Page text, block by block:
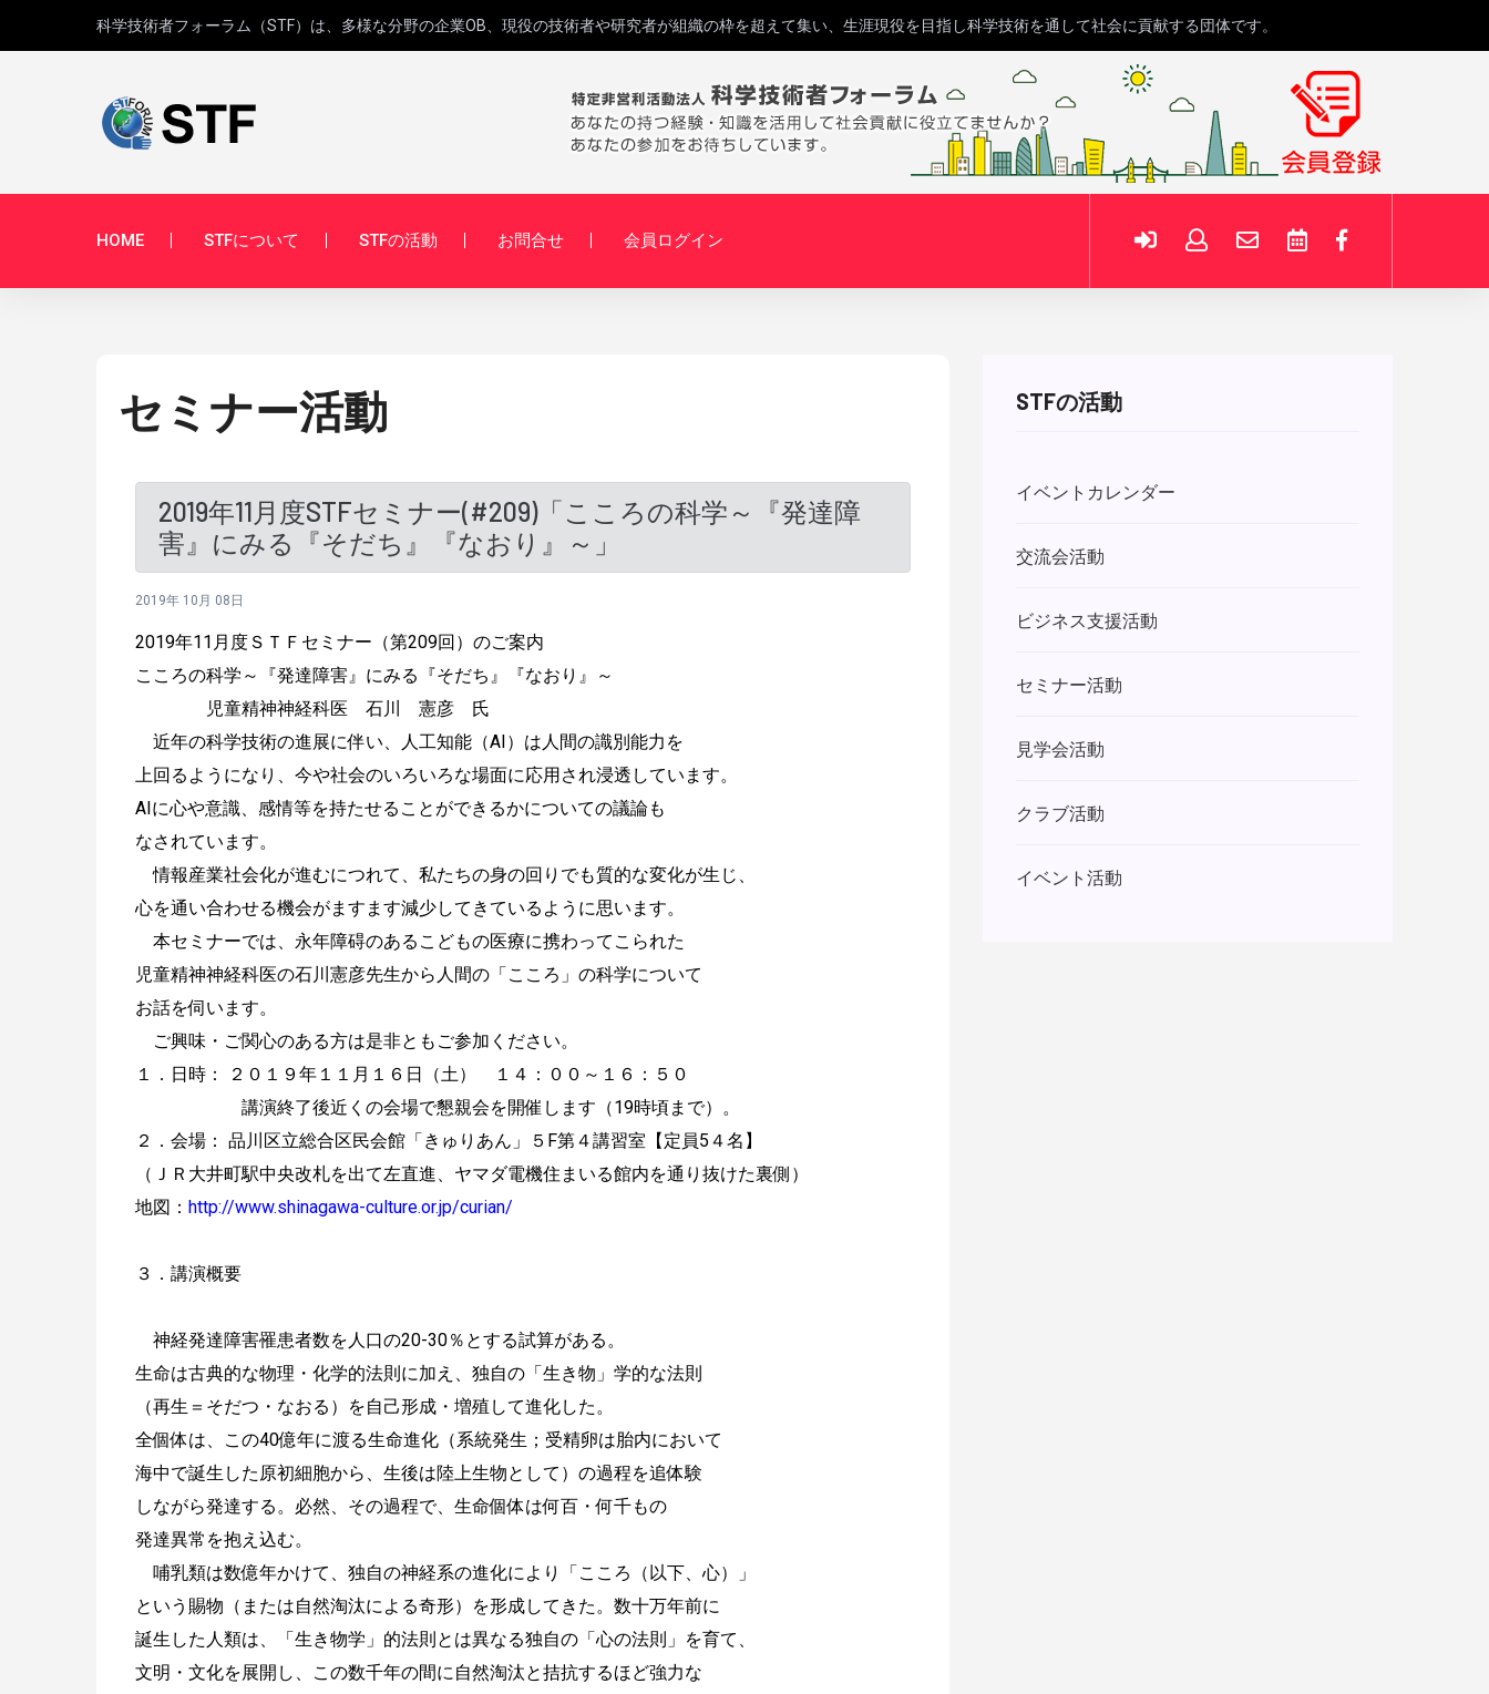
科学技術者フォーラム（STF）は、多様な分野の企業OB、現役の技術者や研究者が組織の枠を超えて集い、生涯現役を目指し科学技術を通して社会に貢献する団体です。
HOME STFについて STFの活動 お問合せ 会員ログイン
セミナー活動
2019年11月度STFセミナー(#209)「こころの科学～『発達障
害』にみる『そだち』『なおり』～」
2019年 10月 08日
2019年11月度ＳＴＦセミナー（第209回）のご案内
こころの科学～『発達障害』にみる『そだち』『なおり』～
児童精神神経科医 石川 憲彦 氏
近年の科学技術の進展に伴い、人工知能（AI）は人間の識別能力を
上回るようになり、今や社会のいろいろな場面に応用され浸透しています。
AIに心や意識、感情等を持たせることができるかについての議論も
なされています。
情報産業社会化が進むにつれて、私たちの身の回りでも質的な変化が生じ、
心を通い合わせる機会がますます減少してきているように思います。
本セミナーでは、永年障碍のあるこどもの医療に携わってこられた
児童精神神経科医の石川憲彦先生から人間の「こころ」の科学について
お話を伺います。
ご興味・ご関心のある方は是非ともご参加ください。
１．日時： ２０１９年１１月１６日（土） １４：００～１６：５０
講演終了後近くの会場で懇親会を開催します（19時頃まで）。
２．会場： 品川区立総合区民会館「きゅりあん」５F第４講習室【定員5４名】
（ＪＲ大井町駅中央改札を出て左直進、ヤマダ電機住まいる館内を通り抜けた裏側）
地図： http://www.shinagawa-culture.or.jp/curian/
３．講演概要
神経発達障害罹患者数を人口の20-30％とする試算がある。
生命は古典的な物理・化学的法則に加え、独自の「生き物」学的な法則
（再生＝そだつ・なおる）を自己形成・増殖して進化した。
全個体は、この40億年に渡る生命進化（系統発生；受精卵は胎内において
海中で誕生した原初細胞から、生後は陸上生物として）の過程を追体験
しながら発達する。必然、その過程で、生命個体は何百・何千もの
発達異常を抱え込む。
哺乳類は数億年かけて、独自の神経系の進化により「こころ（以下、心）」
という賜物（または自然淘汰による奇形）を形成してきた。数十万年前に
誕生した人類は、「生き物学」的法則とは異なる独自の「心の法則」を育て、
文明・文化を展開し、この数千年の間に自然淘汰と拮抗するほど強力な
STFの活動
イベントカレンダー
交流会活動
ビジネス支援活動
セミナー活動
見学会活動
クラブ活動
イベント活動